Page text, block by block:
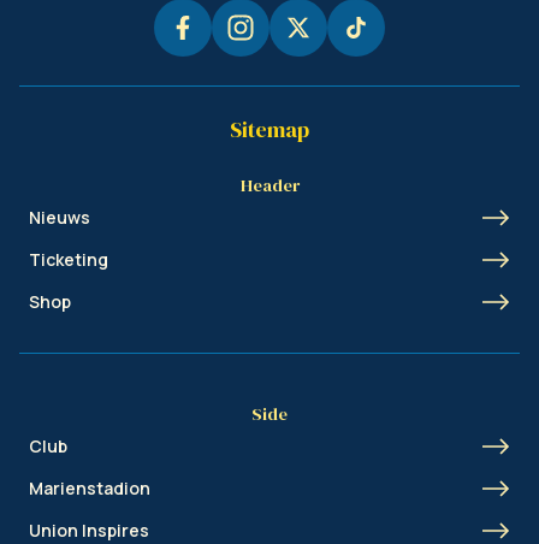
Sitemap
Header
Nieuws
Ticketing
Shop
Side
Club
Marienstadion
Union Inspires